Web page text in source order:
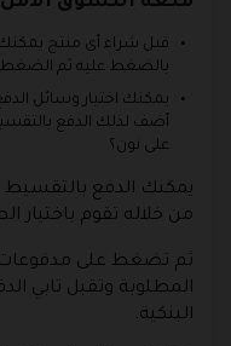
قبل شراء أى منتج
بالضغط عليه ثم الضغط
يمكنك اختيار وسائل
أضف لذلك الدفع
على نون؟
يمكنك الدفع بالتقسيط
من خلاله تقوم باختيار
ثم تضغط على مدفوعات
المطلوبة وتقبل تابي
البنكية.